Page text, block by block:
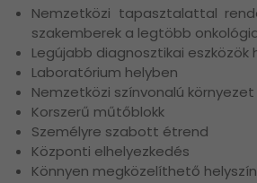
Nemzetközi tapasztalattal
szakemberek a legtöbb
Legújabb diagnosztikai eszközök
Laboratórium helyben
Nemzetközi színvonalú
Korszerű műtőblokk
Személyre szabott étrend
Központi elhelyezkedés
Könnyen megközelíthető helyszín